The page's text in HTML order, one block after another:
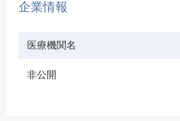
企業情報
医療機関名
非公開